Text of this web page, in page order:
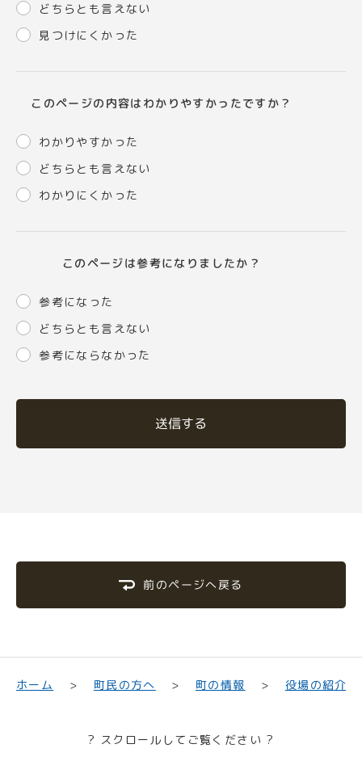
どちらとも言えない
見つけにくかった
このページの内容はわかりやすかったですか？
わかりやすかった
どちらとも言えない
わかりにくかった
このページは参考になりましたか？
参考になった
どちらとも言えない
参考にならなかった
送信する
前のページへ戻る
ホーム 町民の方へ 町の情報 役場の紹介
? スクロールしてご覧ください ?